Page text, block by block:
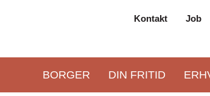
Kontakt Job
Primær
BORGER DIN FRITID